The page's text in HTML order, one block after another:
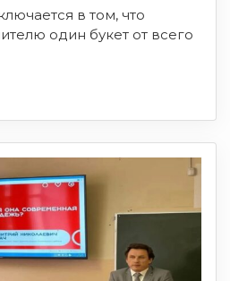
в том, что
один букет от всего